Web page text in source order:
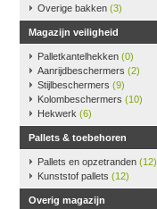
Overige bakken (3)
Magazijn veiligheid
Palletkantelhekken (0)
Aanrijdbeschermers (2)
Stijlbeschermers (9)
Kolombeschermers (10)
Hekwerk (6)
Pallets & toebehoren
Pallets en opzetranden (12)
Kunststof pallets (12)
Overig magazijn